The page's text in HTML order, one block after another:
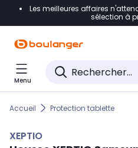
Accéder directement à la
Accéder directement au
Accéder directement au
Les meilleures affaires
sélection à
Menu
Accueil Protection tablette
XEPTIO